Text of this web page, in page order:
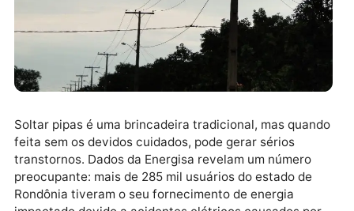
Soltar pipas é uma brincadeira tradicional, mas